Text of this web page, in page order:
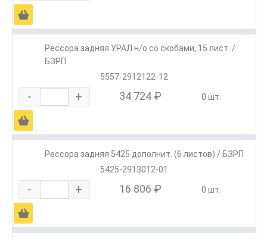
Ä
Рессора задняя УРАЛ н/о со скобами, 15 лист. /
БЗРП
5557-2912122-12
- + 34 724 ₽ 0 шт.
Ä
Рессора задняя 5425 дополнит. (6 листов) / БЗРП
5425-2913012-01
- + 16 806 ₽ 0 шт.
Ä